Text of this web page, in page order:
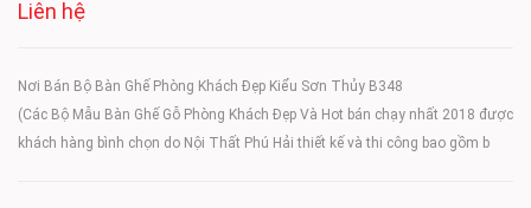
Liên hệ
Nơi Bán Bộ Bàn Ghế Phòng Khách Đẹp Kiểu Sơn Thủy B348
(Các Bộ Mẫu Bàn Ghế Gỗ Phòng Khách Đẹp Và Hot bán chạy nhất 2018 được
khách hàng bình chọn do Nội Thất Phú Hải thiết kế và thi công bao gồm b